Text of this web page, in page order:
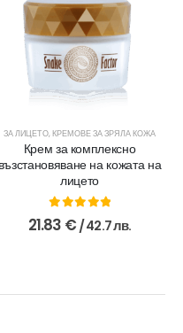
ЗА ЛИЦЕТО,КРЕМОВЕ ЗА ЗРЯЛА КОЖА
Крем за комплексно
възстановяване на кожата на
лицето
0out of 5
21.83 € / 42.7 лв.